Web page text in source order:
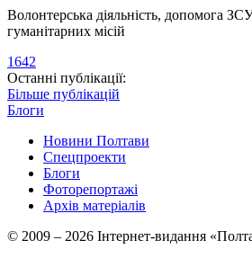
Волонтерська діяльність, допомога
гуманітарних місій
1642
Останні публікації:
Більше публікацій
Блоги
Новини Полтави
Спецпроекти
Блоги
Фоторепортажі
Архів матеріалів
© 2009 – 2026 Інтернет-видання